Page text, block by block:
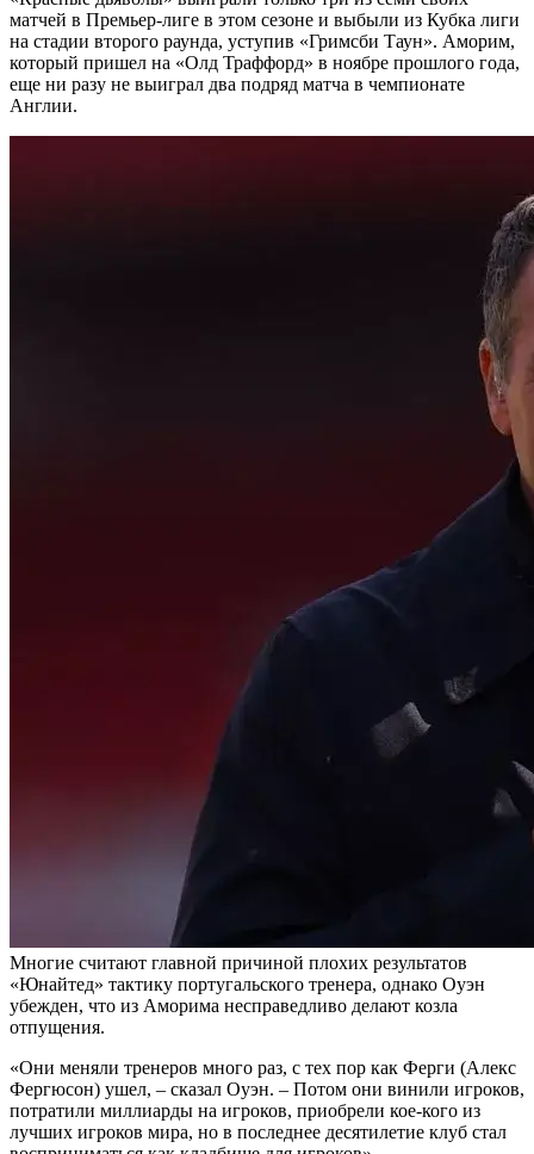
матчей в Премьер-лиге в этом сезоне и выбыли из Кубка лиги
на стадии второго раунда, уступив «Гримсби Таун». Аморим,
который пришел на «Олд Траффорд» в ноябре прошлого года,
еще ни разу не выиграл два подряд матча в чемпионате
Англии.
Многие считают главной причиной плохих результатов
«Юнайтед» тактику португальского тренера, однако Оуэн
убежден, что из Аморима несправедливо делают козла
отпущения.
«Они меняли тренеров много раз, с тех пор как Ферги (Алекс
Фергюсон) ушел, – сказал Оуэн. – Потом они винили игроков,
потратили миллиарды на игроков, приобрели кое-кого из
лучших игроков мира, но в последнее десятилетие клуб стал